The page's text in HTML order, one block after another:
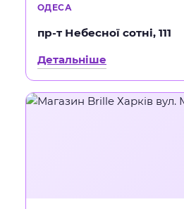
ОДЕСА
пр-т Небесної сотні, 111
Детальніше